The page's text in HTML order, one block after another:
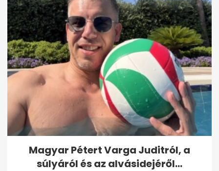
Magyar Pétert Varga Juditról, a
súlyáról és az alvásidejéről...